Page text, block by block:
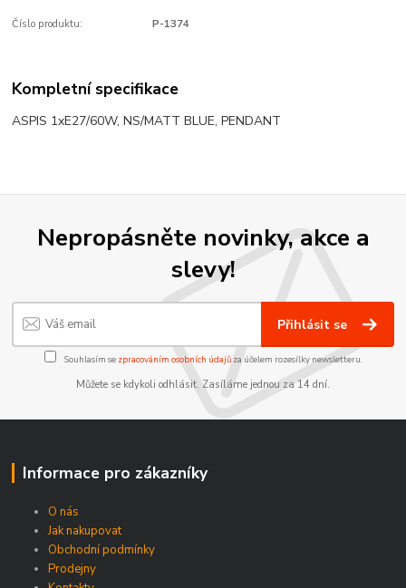
Číslo produktu: P-1374
Kompletní specifikace
ASPIS 1xE27/60W, NS/MATT BLUE, PENDANT
Nepropásněte novinky, akce a
slevy!
Přihlásit se
Souhlasím se zpracováním osobních údajůza účelem rozesílky newsletteru.
Můžete se kdykoli odhlásit. Zasíláme jednou za 14 dní.
Informace pro zákazníky
O nás
Jak nakupovat
Obchodní podmínky
Prodejny